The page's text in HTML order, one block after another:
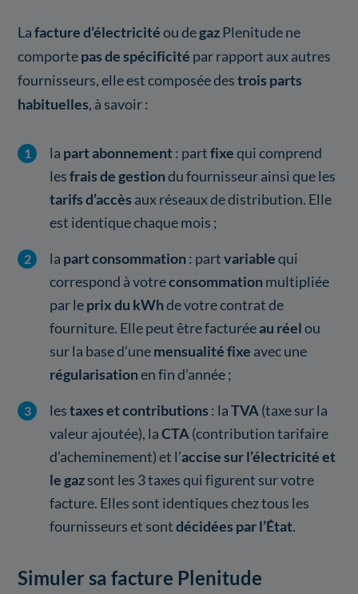
Lafacture d’électricitéou degazPlenitude ne
comportepas de spécificité par rapport aux autres
fournisseurs, elle est composée destrois parts
habituelles, à savoir :
la part abonnement: partfixequi comprend
lesfrais de gestiondu fournisseur ainsi que les
tarifs d’accès aux réseaux de distribution. Elle
est identique chaque mois ;
la part consommation: partvariablequi
correspond à votreconsommationmultipliée
par leprix du kWhde votre contrat de
fourniture. Elle peut être facturéeau réelou
sur la base d’unemensualité fixe avec une
régularisationen fin d’année ;
lestaxes et contributions : laTVA (taxe sur la
valeur ajoutée), laCTA (contribution tarifaire
d’acheminement) et l’accise sur l’électricité et
le gazsont les 3 taxes qui figurent sur votre
facture. Elles sont identiques chez tous les
fournisseurs et sontdécidées par l’État.
Simuler sa facture Plenitude